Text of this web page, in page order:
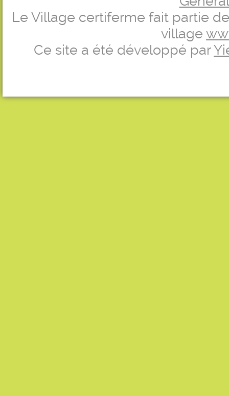
Le Village certiferme fait partie
village
Ce site a été développé par